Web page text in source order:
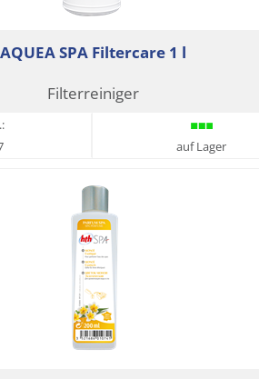
AQUEA SPA Filtercare 1 l
Filterreiniger
auf Lager